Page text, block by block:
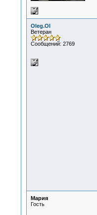
Oleg.Ol
Ветеран
Сообщений: 2769
Мария
Гость